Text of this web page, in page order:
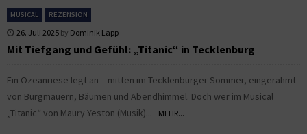
MUSICAL REZENSION
26. Juli 2025 by Dominik Lapp
Mit Tiefgang und Gefühl: „Titanic“ in Tecklenburg
Ein Ozeanriese legt an – mitten im Tecklenburger Sommer, eingerahmt
von Burgmauern, Bäumen und Abendhimmel. Doch wer im Musical
„Titanic“ von Maury Yeston (Musik)...
MEHR...